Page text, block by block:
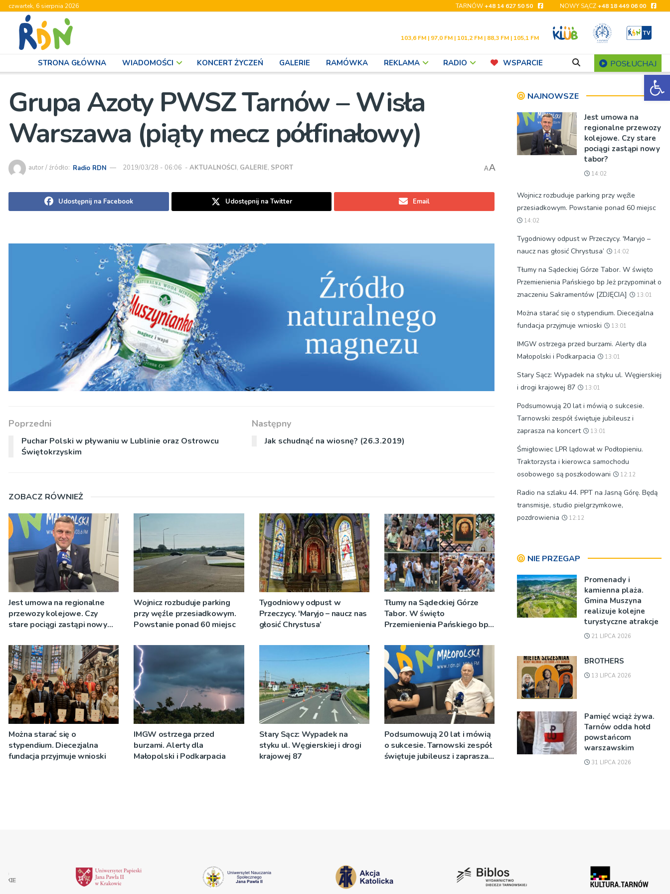
czwartek, 6 sierpnia 2026 TARNÓW+48 14 627 50 50 NOWY SĄCZ+48 18 449 06 00
103,6 FM | 97,0 FM | 101,2 FM | 88,3 FM | 105,1 FM
STRONA GŁÓWNA WIADOMOŚCI KONCERT ŻYCZEŃ GALERIE RAMÓWKA REKLAMA RADIO WSPARCIE POSŁUCHAJ
Grupa Azoty PWSZ Tarnów – Wisła
Warszawa (piąty mecz półfinałowy)
autor / źródło: Radio RDN 2019/03/28 - 06:06 - AKTUALNOŚCI, GALERIE, SPORT AA
Udostępnij na Facebook Udostępnij na Twitter Email
Poprzedni
Puchar Polski w pływaniu w Lublinie oraz Ostrowcu
Świętokrzyskim
Następny
Jak schudnąć na wiosnę? (26.3.2019)
ZOBACZ RÓWNIEŻ
Jest umowa na regionalne
przewozy kolejowe. Czy
stare pociągi zastąpi nowy
Wojnicz rozbuduje parking
przy węźle przesiadkowym.
Powstanie ponad 60 miejsc
Tygodniowy odpust w
Przeczycy. 'Maryjo – naucz nas
głosić Chrystusa’
Tłumy na Sądeckiej Górze
Tabor. W święto
Przemienienia Pańskiego bp
Sakramentów [ZDJĘCIA]
Można starać się o
stypendium. Diecezjalna
fundacja przyjmuje wnioski
IMGW ostrzega przed
burzami. Alerty dla
Małopolski i Podkarpacia
Stary Sącz: Wypadek na
styku ul. Węgierskiej i drogi
krajowej 87
Podsumowują 20 lat i mówią
o sukcesie. Tarnowski zespół
świętuje jubileusz i zaprasza
NAJNOWSZE
Jest umowa na
regionalne przewozy
kolejowe. Czy stare
pociągi zastąpi nowy
tabor?
14:02
Wojnicz rozbuduje parking przy węźle
przesiadkowym. Powstanie ponad 60 miejsc
14:02
Tygodniowy odpust w Przeczycy. 'Maryjo –
naucz nas głosić Chrystusa’
14:02
Tłumy na Sądeckiej Górze Tabor. W święto
Przemienienia Pańskiego bp Jeż przypominał o
znaczeniu Sakramentów [ZDJĘCIA]
13:01
Można starać się o stypendium. Diecezjalna
fundacja przyjmuje wnioski
13:01
IMGW ostrzega przed burzami. Alerty dla
Małopolski i Podkarpacia
13:01
Stary Sącz: Wypadek na styku ul. Węgierskiej
i drogi krajowej 87
13:01
Podsumowują 20 lat i mówią o sukcesie.
Tarnowski zespół świętuje jubileusz i
zaprasza na koncert
13:01
Śmigłowiec LPR lądował w Podłopieniu.
Traktorzysta i kierowca samochodu
osobowego są poszkodowani
12:12
Radio na szlaku 44. PPT na Jasną Górę. Będą
transmisje, studio pielgrzymkowe,
pozdrowienia
12:12
NIE PRZEGAP
Promenady i
kamienna plaża.
Gmina Muszyna
realizuje kolejne
turystyczne atrakcje
21 LIPCA 2026
BROTHERS
13 LIPCA 2026
Pamięć wciąż żywa.
Tarnów odda hołd
powstańcom
warszawskim
31 LIPCA 2026